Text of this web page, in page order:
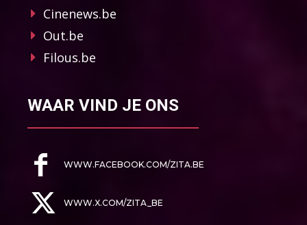
Cinenews.be
Out.be
Filous.be
WAAR VIND JE ONS
WWW.FACEBOOK.COM/ZITA.BE
WWW.X.COM/ZITA_BE